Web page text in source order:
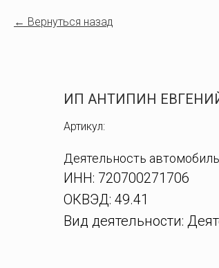
Вернуться назад
ИП АНТИПИН
Артикул:
Деятельность
ИНН: 720700271706
ОКВЭД: 49.41
Вид деятельности: